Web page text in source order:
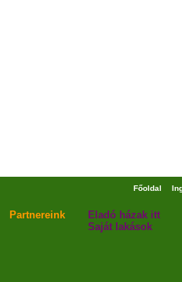
Főoldal
Partnereink Eladó házak itt
Saját lakások